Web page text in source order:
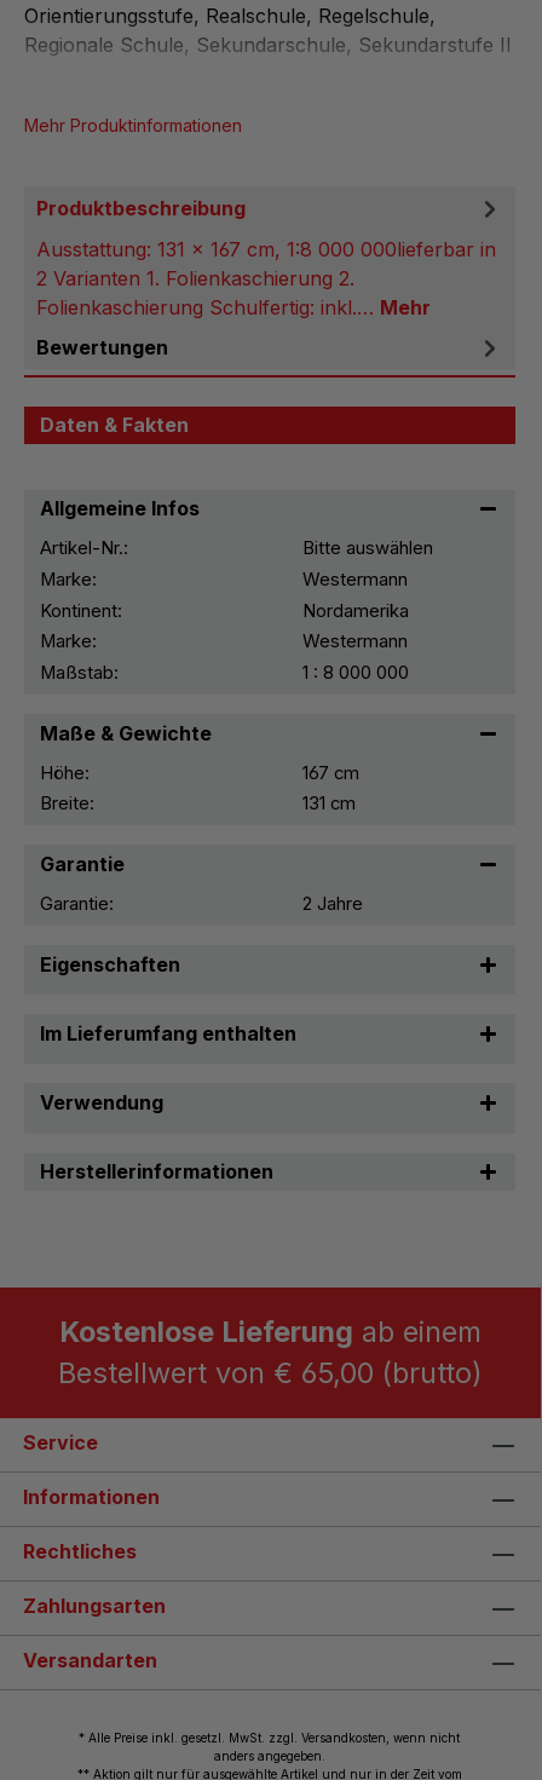
Orientierungsstufe, Realschule, Regelschule,
Regionale Schule, Sekundarschule, Sekundarstufe II
Mehr Produktinformationen
Produktbeschreibung
Ausstattung: 131 x 167 cm, 1:8 000 000lieferbar in
2 Varianten 1. Folienkaschierung 2.
Folienkaschierung Schulfertig: inkl.… Mehr
Bewertungen
Daten & Fakten
Allgemeine Infos
Artikel-Nr.:
Bitte auswählen
Marke:
Westermann
Kontinent:
Nordamerika
Marke:
Westermann
Maßstab:
1 : 8 000 000
Maße & Gewichte
Höhe:
167 cm
Breite:
131 cm
Garantie
Garantie: 2 Jahre
Eigenschaften
Im Lieferumfang enthalten
Verwendung
Herstellerinformationen
Kostenlose Lieferung ab einem
Bestellwert von € 65,00 (brutto)
Service
Informationen
Rechtliches
Zahlungsarten
Versandarten
* Alle Preise inkl. gesetzl. MwSt. zzgl. Versandkosten, wenn nicht
anders angegeben.
** Aktion gilt nur für ausgewählte Artikel und nur in der Zeit vom